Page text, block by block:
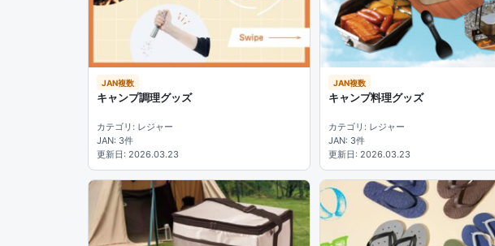
JAN複数
キャンプ調理グッズ
カテゴリ: レジャー
JAN: 3件
更新日: 2026.03.23
JAN複数
キャンプ料理グッズ
カテゴリ: レジャー
JAN: 3件
更新日: 2026.03.23